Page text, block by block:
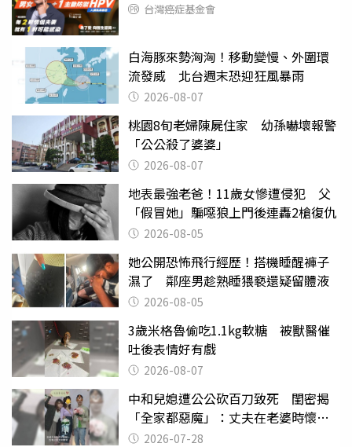
台灣癌症基金會
白海豚來勢洶洶！移動變慢、外圍環
流發威 北台週末恐迎狂風暴雨
2026-08-07
桃園8旬老婦陳屍住家 幼孫嚇壞報警
「公公殺了婆婆」
2026-08-07
地表最強老爸！11歲女慘遭侵犯 父
「假冒她」騙噁狼上門後連轟2槍復仇
2026-08-05
她公開恐怖飛行經歷！搭機睡醒褲子
濕了 鄰座男趁熟睡猥褻還疑留體液
2026-08-05
3歲米格魯偷吃1.1kg軟糖 被獸醫催
吐後表情好有戲
2026-08-07
中和兒媳遭公公砍百刀致死 閨密揭
「全家都惡魔」：丈夫在老婆時懷孕
摔東西
2026-07-28